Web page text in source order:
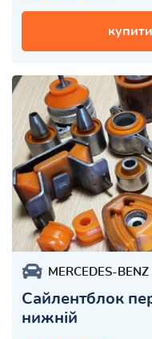
MERCEDES-BENZ
Сайлентблок
нижній